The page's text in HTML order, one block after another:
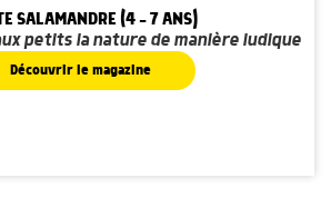
SALAMANDRE (4 - 7 ANS)
petits la nature de manière ludique
Découvrir le magazine